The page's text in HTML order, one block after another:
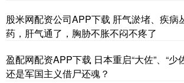
股米网配资公司APP下载 肝气淤堵、疾病
药，肝气通了，胸胁不胀不闷不疼了
盈配网配资APP下载 日本重启“大佐”、“少
还是军国主义借尸还魂？